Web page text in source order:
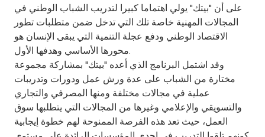
Branch & ATM locator
Germany
Malaysia
Turkey
على أن "بيتك" يولي اهتماما كبيرا لتدريب الشباب الوطني في
المجالات المهنية خاصة تلك التي تدخل ضمن متطلبات تطور
الاقتصاد الوطني ودفع عجلة التنمية التي يبقى الإنسان هو
محورها الأساسي وهدفها الأول.
وقد اشتمل البرنامج الذي أعده "بيتك" بمشاركة مجموعة
مختارة من الشباب على عدة ورش عمل ودورات وتدريبات
عملية في مجالات مختلفة ومنها المصرفي والتجاري
والتسويقي والإعلامي وغيرها من المجالات التي يتطلبها سوق
العمل، حيث تعد هذه الفرصة الممنوحة لهم خطوة إيجابية